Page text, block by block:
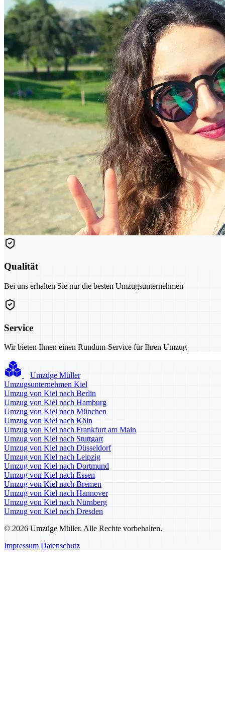
Qualität
Bei uns erhalten Sie nur die besten Umzugsunternehmen
Service
Wir bieten Ihnen einen Rundum-Service für Ihren Umzug
Umzüge Müller
Umzugsunternehmen Kiel
Umzug von Kiel nach Berlin
Umzug von Kiel nach Hamburg
Umzug von Kiel nach München
Umzug von Kiel nach Köln
Umzug von Kiel nach Frankfurt am Main
Umzug von Kiel nach Stuttgart
Umzug von Kiel nach Düsseldorf
Umzug von Kiel nach Leipzig
Umzug von Kiel nach Dortmund
Umzug von Kiel nach Essen
Umzug von Kiel nach Bremen
Umzug von Kiel nach Hannover
Umzug von Kiel nach Nürnberg
Umzug von Kiel nach Dresden
© 2026 Umzüge Müller. Alle Rechte vorbehalten.
Impressum Datenschutz